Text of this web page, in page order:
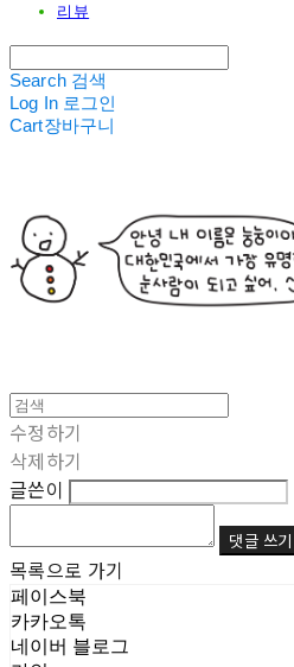
리뷰
Search 검색
Log In 로그인
Cart장바구니
수정하기
삭제하기
글쓴이
댓글 쓰기
목록으로 가기
페이스북
카카오톡
네이버 블로그